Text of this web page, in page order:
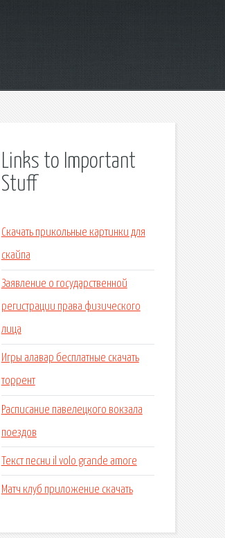
Links to Important
Stuff
Скачать прикольные картинки для
скайпа
Заявление о государственной
регистрации права физического
лица
Игры алавар бесплатные скачать
торрент
Расписание павелецкого вокзала
поездов
Текст песни il volo grande amore
Матч клуб приложение скачать